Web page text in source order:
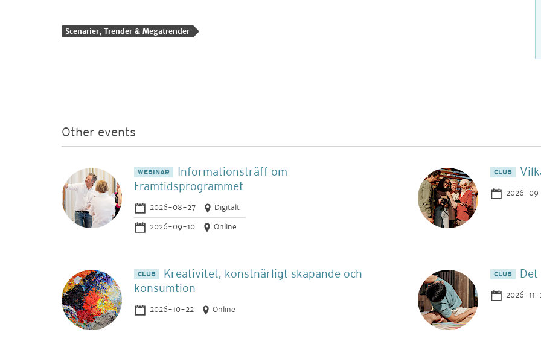
Scenarier, Trender & Megatrender
Other events
WEBINAR
Informationsträff om
Framtidsprogrammet
2026-08-27
Digitalt
2026-09-10
Online
CLUB
2026-
CLUB
Kreativitet, konstnärligt skapande och
konsumtion
2026-10-22 Online
CLUB
2026-